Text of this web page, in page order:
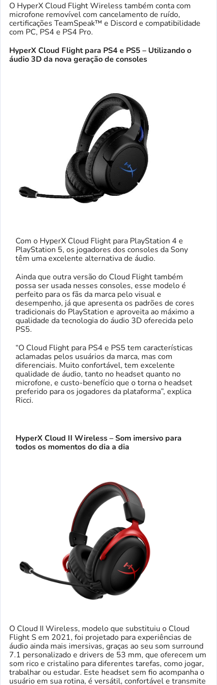
O HyperX Cloud Flight Wireless também conta com
microfone removível com cancelamento de ruído,
certificações TeamSpeak™ e Discord e compatibilidade
com PC, PS4 e PS4 Pro.
HyperX Cloud Flight para PS4 e PS5 – Utilizando o
áudio 3D da nova geração de consoles
Com o HyperX Cloud Flight para PlayStation 4 e
PlayStation 5, os jogadores dos consoles da Sony
têm uma excelente alternativa de áudio.
Ainda que outra versão do Cloud Flight também
possa ser usada nesses consoles, esse modelo é
perfeito para os fãs da marca pelo visual e
desempenho, já que apresenta os padrões de cores
tradicionais do PlayStation e aproveita ao máximo a
qualidade da tecnologia do áudio 3D oferecida pelo
PS5.
“O Cloud Flight para PS4 e PS5 tem características
aclamadas pelos usuários da marca, mas com
diferenciais. Muito confortável, tem excelente
qualidade de áudio, tanto no headset quanto no
microfone, e custo-benefício que o torna o headset
preferido para os jogadores da plataforma”, explica
Ricci.
HyperX Cloud II Wireless – Som imersivo para
todos os momentos do dia a dia
O Cloud II Wireless, modelo que substituiu o Cloud
Flight S em 2021, foi projetado para experiências de
áudio ainda mais imersivas, graças ao seu som surround
7.1 personalizado e drivers de 53 mm, que oferecem um
som rico e cristalino para diferentes tarefas, como jogar,
trabalhar ou estudar. Este headset sem fio acompanha o
usuário em sua rotina, é versátil, confortável e transmite